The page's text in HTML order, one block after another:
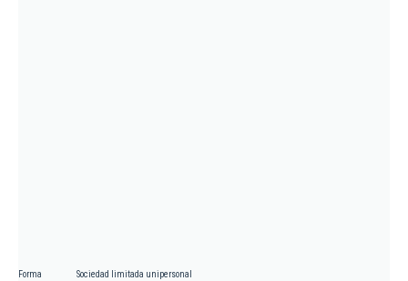
Forma
Sociedad limitada unipersonal